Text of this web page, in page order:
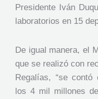
Presidente Iván
laboratorios en 15
De igual manera, el
que se realizó con
Regalías, “se
los 4 mil millones